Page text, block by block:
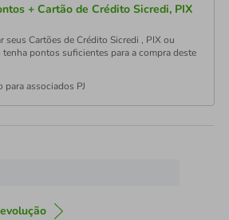
+ Cartão de Crédito Sicredi, PIX
seus Cartões de Crédito Sicredi , PIX ou
pontos suficientes para a compra deste
associados PJ